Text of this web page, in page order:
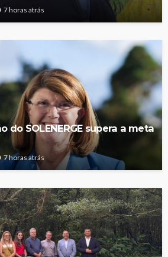
7 horas atrás
do SOLENERGE supera a meta
7 horas atrás